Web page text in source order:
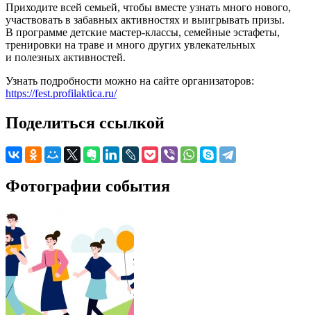
Приходите всей семьей, чтобы вместе узнать много нового,
участвовать в забавных активностях и выигрывать призы.
В программе детские мастер-классы, семейные эстафеты,
тренировки на траве и много других увлекательных
и полезных активностей.
Узнать подробности можно на сайте организаторов:
https://fest.profilaktica.ru/
Поделиться ссылкой
Фотографии события